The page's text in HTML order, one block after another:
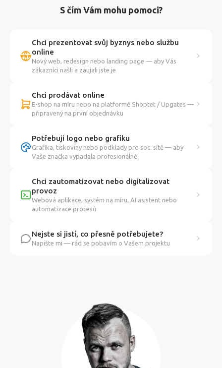
S čím Vám mohu pomoci?
Chci prezentovat svůj byznys nebo službu
online
Nový web, redesign nebo landing page — aby Vás
zákazníci našli a zaujali jste je
Chci prodávat online
E-shop na míru nebo na platformě Shoptet / Upgates —
připravený na první objednávku
Potřebuji logo nebo grafiku
Grafika, tiskoviny nebo podklady pro soc. sítě — aby
Vaše značka vypadala profesionálně
Chci zautomatizovat nebo digitalizovat
provoz
Webová aplikace, systém na míru, AI asistent nebo
automatizace procesů
Nejste si jistí, co přesně potřebujete?
Napište mi — rád se pobavím o Vašem projektu